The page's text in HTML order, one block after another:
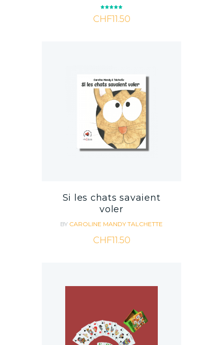
5.00
out of 5
CHF11.50
Si les chats savaient
voler
BY CAROLINE MANDY TALCHETTE
CHF11.50